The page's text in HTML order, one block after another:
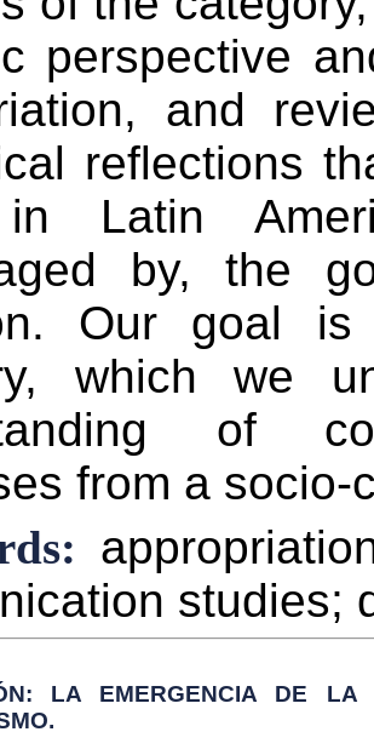
perspective
and
reflections
Latin
by, the
Our goal
which we
of
from a socio-
studies;
LA EMERGENCIA DE
DE APROPIACIÓN EN LA
AL DEPENDENTISMO.
LA EMERGENCIA DE